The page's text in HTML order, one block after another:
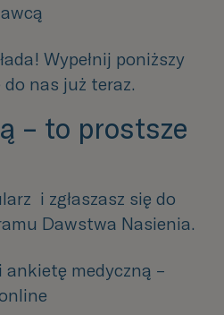
Wypełnij poniższy
do nas już teraz.
– to prostsze
i zgłaszasz się do
Dawstwa Nasienia.
medyczną –